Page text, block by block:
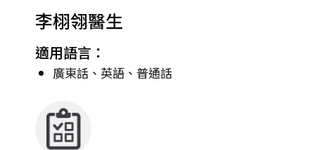
李栩翎醫生
適用語言：
廣東話、英語、普通話